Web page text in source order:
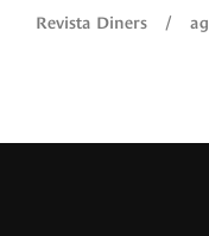
Revista Diners /